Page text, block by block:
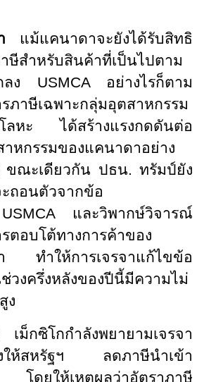
แม้แคนาดาจะยังได้รับสิทธิ
ษีสำหรับสินค้าที่เป็นไปตาม
ลง USMCA อย่างไรก็ตาม
ภาษีเฉพาะกลุ่มอุตสาหกรรม
โลหะ ได้สร้างแรงกดดันต่อ
หกรรมของแคนาดาอย่าง
ขณะเดียวกัน ปธน. ทรัมป์ยัง
ถอนตัวจากข้อ
USMCA และวิพากษ์วิจารณ์
ตอบโต้ทางการค้าของ
ทำให้การเจรจาแก้ไขข้อ
วงครึ่งหลังของปีนี้มีความไม่
ง
เม็กซิโกกำลังพยายามเจรจา
งให้สหรัฐฯ ลดภาษีนำเข้า
ดยให้เหตุผลว่าอัตราภาษี